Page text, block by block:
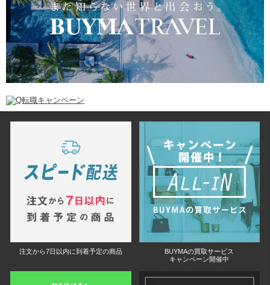
注文から7日以内に到着予定の商品
BUYMAの買取サービス
キャンペーン開催中